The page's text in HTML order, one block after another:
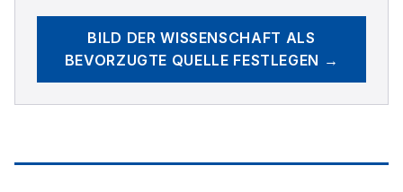
BILD DER WISSENSCHAFT ALS
BEVORZUGTE QUELLE FESTLEGEN →